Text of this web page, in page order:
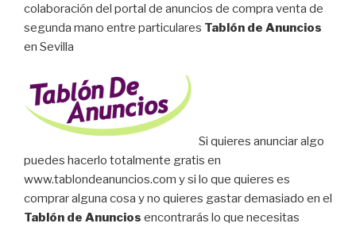
colaboración del portal de anuncios de compra venta de
segunda mano entre particulares Tablón de Anuncios
en Sevilla
Si quieres anunciar algo
puedes hacerlo totalmente gratis en
www.tablondeanuncios.com y si lo que quieres es
comprar alguna cosa y no quieres gastar demasiado en el
Tablón de Anuncios encontrarás lo que necesitas